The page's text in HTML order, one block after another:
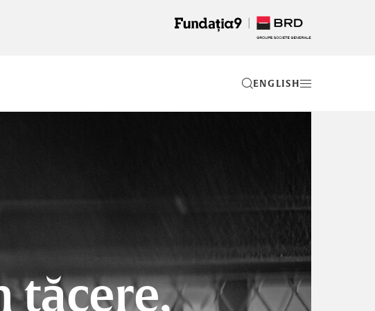
EN
tăcere,